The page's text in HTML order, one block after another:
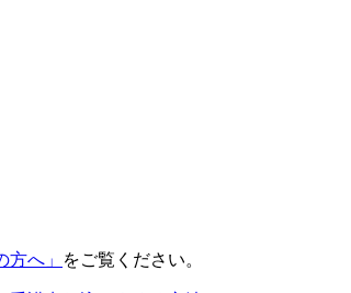
方へ」 をご覧ください。